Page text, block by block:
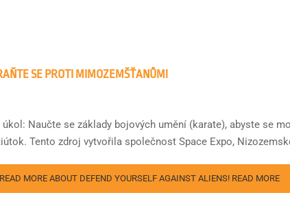
SE PROTI MIMOZEMŠŤANŮM!
úkol: Naučte se základy bojových umění (karate), abyste se
Tento zdroj vytvořila společnost Space Expo,
READ MORE ABOUT DEFEND YOURSELF AGAINST ALIENS! READ MORE